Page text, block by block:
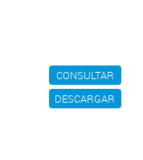
CONSULTAR
DESCARGAR